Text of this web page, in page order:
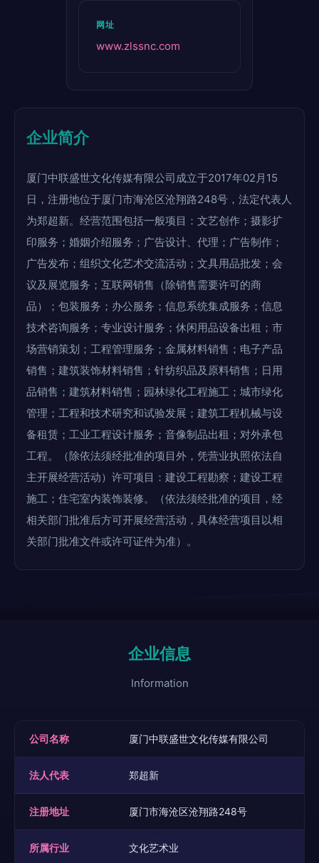
网址
www.zlssnc.com
企业简介
厦门中联盛世文化传媒有限公司成立于2017年02月15
日，注册地位于厦门市海沧区沧翔路248号，法定代表人
为郑超新。经营范围包括一般项目：文艺创作；摄影扩
印服务；婚姻介绍服务；广告设计、代理；广告制作；
广告发布；组织文化艺术交流活动；文具用品批发；会
议及展览服务；互联网销售（除销售需要许可的商
品）；包装服务；办公服务；信息系统集成服务；信息
技术咨询服务；专业设计服务；休闲用品设备出租；市
场营销策划；工程管理服务；金属材料销售；电子产品
销售；建筑装饰材料销售；针纺织品及原料销售；日用
品销售；建筑材料销售；园林绿化工程施工；城市绿化
管理；工程和技术研究和试验发展；建筑工程机械与设
备租赁；工业工程设计服务；音像制品出租；对外承包
工程。（除依法须经批准的项目外，凭营业执照依法自
主开展经营活动）许可项目：建设工程勘察；建设工程
施工；住宅室内装饰装修。（依法须经批准的项目，经
相关部门批准后方可开展经营活动，具体经营项目以相
关部门批准文件或许可证件为准）。
企业信息
Information
公司名称 厦门中联盛世文化传媒有限公司
法人代表 郑超新
注册地址 厦门市海沧区沧翔路248号
所属行业 文化艺术业